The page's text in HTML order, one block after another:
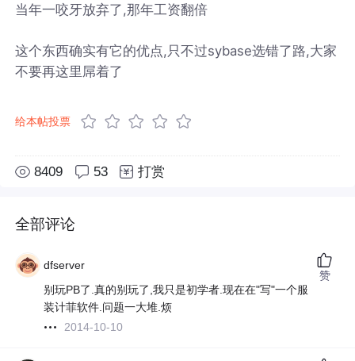
当年一咬牙放弃了,那年工资翻倍
这个东西确实有它的优点,只不过sybase选错了路,大家
不要再这里屌着了
给本帖投票
8409 53 打赏
全部评论
dfserver
别玩PB了.真的别玩了,我只是初学者.现在在"写"一个服
装计菲软件.问题一大堆.烦
2014-10-10
赞